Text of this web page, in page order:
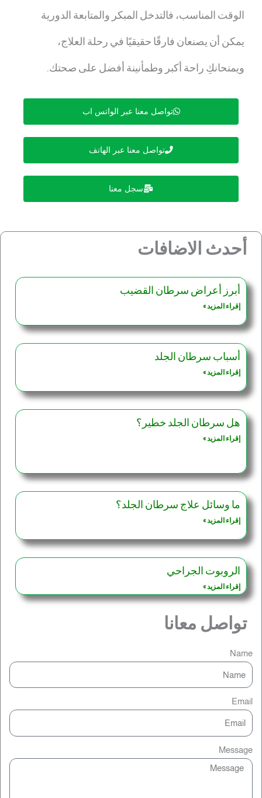
الوقت المناسب، فالتدخل المبكر والمتابعة الدورية
يمكن أن يصنعان فارقًا حقيقيًا في رحلة العلاج،
ويمنحانكِ راحة أكبر وطمأنينة أفضل على صحتك.
تواصل معنا عبر الواتس اب
تواصل معنا عبر الهاتف
سجل معنا
أحدث الاضافات
أبرز أعراض سرطان القضيب
إقراء المزيد »
أسباب سرطان الجلد
إقراء المزيد »
هل سرطان الجلد خطير؟
إقراء المزيد »
ما وسائل علاج سرطان الجلد؟
إقراء المزيد »
الروبوت الجراحي
إقراء المزيد »
تواصل معانا
Name
Email
Message